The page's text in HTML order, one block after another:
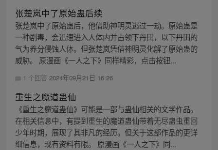
张楚岚中了原始蛊后续
张楚岚中了原始蛊后，他借助神明灵逃过一劫。原始蛊是
一种剧毒，会迅速进入人体内并占领下丹田，以下丹田的
气为养分侵蚀人体。但张楚岚凭借神明灵化解了原始蛊的
威胁。 原漫画《一人之下》同样精彩，点击按钮...
1 个回答 2024年09月21日 16:26
重生之魔道蛊仙
《重生之魔道蛊仙》可能是一部与蛊仙相关的文学作品。
在相关信息中，有提到重生的魔道蛊仙带着无尽蛊虫重回
少年时期，展现了其非凡的经历。但关于这部作品的更详
细信息，现有资料有限。 原漫画《一人之下》同...